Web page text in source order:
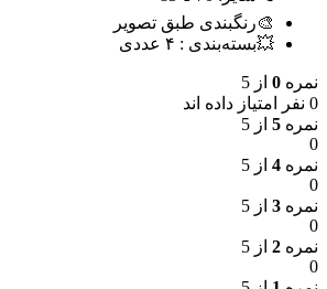
🎨رنگبندی طبق تصویر
💥بسته‌بندی : ۴ عددی
نمره 0 از 5
0 نفر امتیاز داده اند
نمره 5 از 5
0
نمره 4 از 5
0
نمره 3 از 5
0
نمره 2 از 5
0